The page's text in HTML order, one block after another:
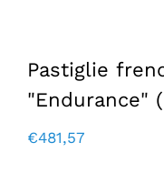
Pastiglie
"Endurance"
€481,57